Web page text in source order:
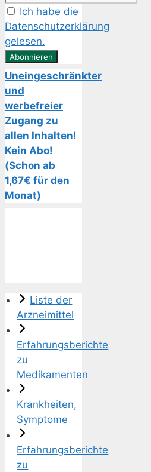
Ich habe die
Datenschutzerklärung
gelesen.
Uneingeschränkter
und
werbefreier
Zugang zu
allen Inhalten!
Kein Abo!
(Schon ab
1,67€ für den
Monat)
Liste der
Arzneimittel
Erfahrungsberichte
zu
Medikamenten
Krankheiten,
Symptome
Erfahrungsberichte
zu